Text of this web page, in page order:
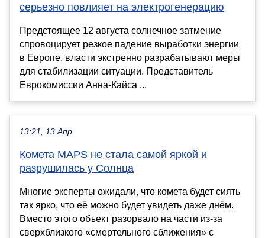
серьезно повлияет на электрогенерацию
Предстоящее 12 августа солнечное затмение
спровоцирует резкое падение выработки энергии
в Европе, власти экстренно разрабатывают меры
для стабилизации ситуации. Представитель
Еврокомиссии Анна-Кайса ...
13:21, 13 Апр
Комета MAPS не стала самой яркой и
разрушилась у Солнца
Многие эксперты ожидали, что комета будет сиять
так ярко, что её можно будет увидеть даже днём.
Вместо этого объект разорвало на части из-за
сверхблизкого «смертельного сближения» с